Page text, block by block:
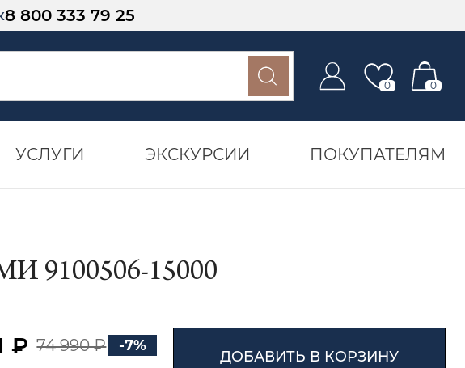
8 800 333 79 25
0 0
УСЛУГИ ЭКСКУРСИИ ПОКУПАТЕЛЯМ
15000
₽ 74 990 ₽ -7%
ДОБАВИТЬ В КОРЗИНУ